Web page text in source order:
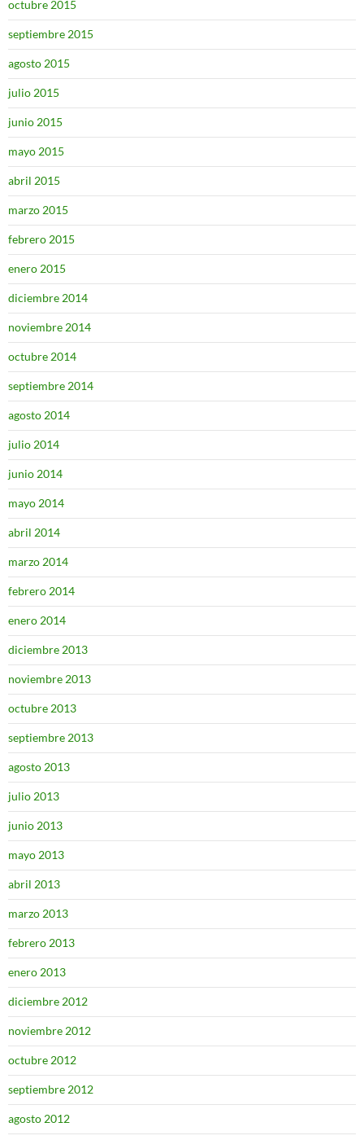
octubre 2015
septiembre 2015
agosto 2015
julio 2015
junio 2015
mayo 2015
abril 2015
marzo 2015
febrero 2015
enero 2015
diciembre 2014
noviembre 2014
octubre 2014
septiembre 2014
agosto 2014
julio 2014
junio 2014
mayo 2014
abril 2014
marzo 2014
febrero 2014
enero 2014
diciembre 2013
noviembre 2013
octubre 2013
septiembre 2013
agosto 2013
julio 2013
junio 2013
mayo 2013
abril 2013
marzo 2013
febrero 2013
enero 2013
diciembre 2012
noviembre 2012
octubre 2012
septiembre 2012
agosto 2012